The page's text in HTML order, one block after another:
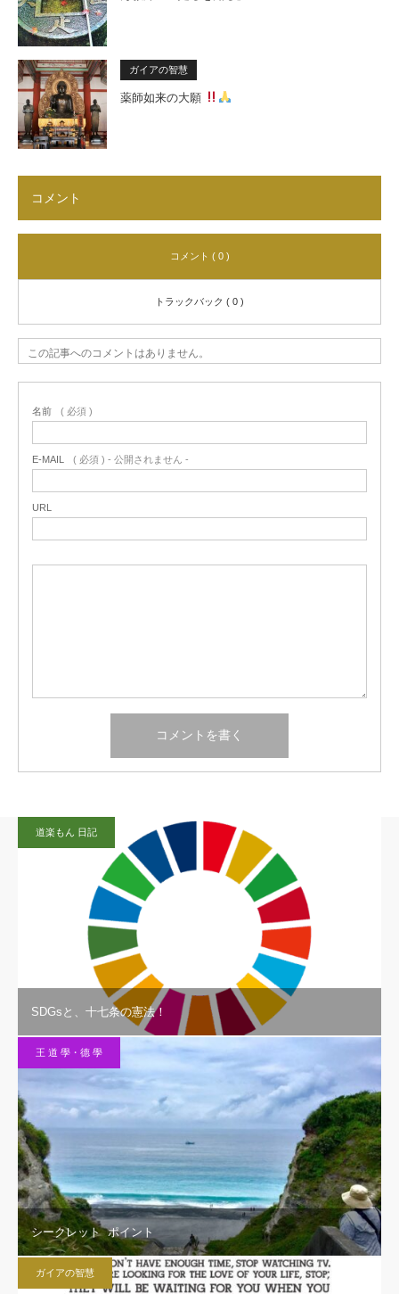
ガイアの智慧
薬師如来の大願
コメント
コメント ( 0 )
トラックバック ( 0 )
この記事へのコメントはありません。
名前 ( 必須 )
E-MAIL ( 必須 ) - 公開されません -
URL
道楽もん 日記
SDGsと、十七条の憲法！
王 道 學・德 學
シークレット ポイント
ガイアの智慧